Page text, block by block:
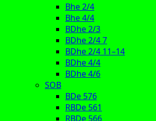
Bhe 2/4
Bhe 4/4
BDhe 2/3
BDhe 2/4 7
BDhe 2/4 11–14
BDhe 4/4
BDhe 4/6
SOB
BDe 576
RBDe 561
RBDe 566